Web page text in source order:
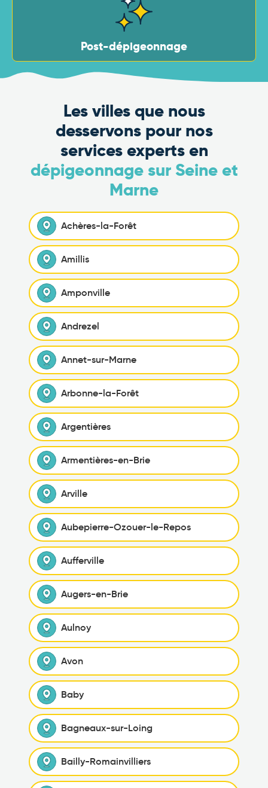
Post-dépigeonnage
Les villes que nous
desservons pour nos
services experts en
dépigeonnage sur Seine et
Marne
Achères-la-Forêt
Amillis
Amponville
Andrezel
Annet-sur-Marne
Arbonne-la-Forêt
Argentières
Armentières-en-Brie
Arville
Aubepierre-Ozouer-le-Repos
Aufferville
Augers-en-Brie
Aulnoy
Avon
Baby
Bagneaux-sur-Loing
Bailly-Romainvilliers